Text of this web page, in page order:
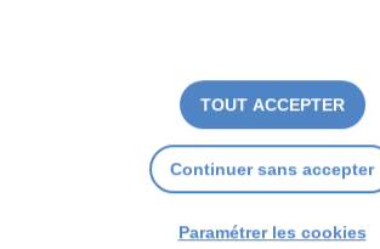
TOUT ACCEPTER
Continuer sans accepter
Paramétrer les cookies